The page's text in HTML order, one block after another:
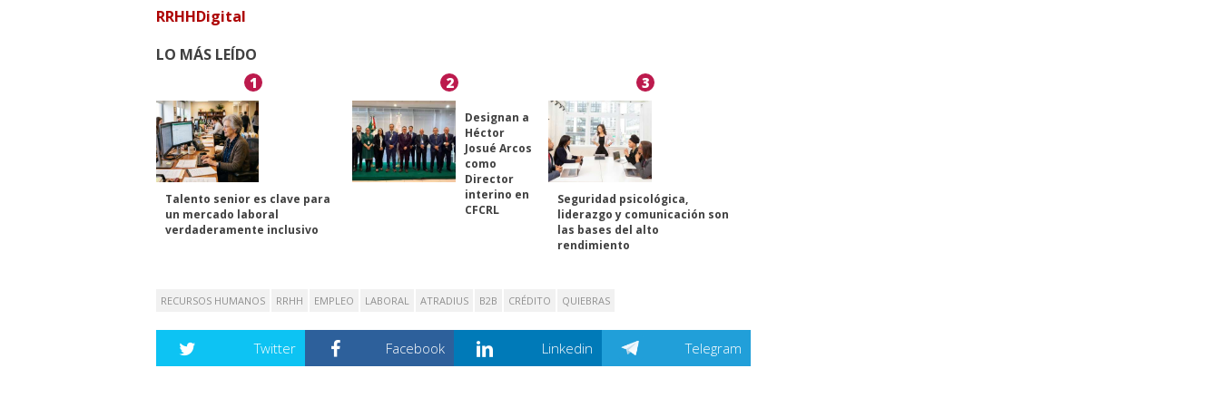
RRHHDigital
LO MÁS LEÍDO
1
Talento senior es clave para
un mercado laboral
verdaderamente inclusivo
2
Designan a
Héctor
Josué Arcos
como
Director
interino en
CFCRL
3
Seguridad psicológica,
liderazgo y comunicación son
las bases del alto
rendimiento
RECURSOS HUMANOS RRHH EMPLEO LABORAL ATRADIUS B2B CRÉDITO QUIEBRAS
Twitter Facebook Linkedin Telegram